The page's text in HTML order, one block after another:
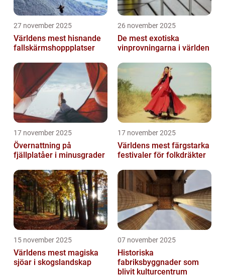
27 november 2025
Världens mest hisnande
fallskärmshoppplatser
26 november 2025
De mest exotiska
vinprovningarna i världen
17 november 2025
Övernattning på
fjällplatåer i minusgrader
17 november 2025
Världens mest färgstarka
festivaler för folkdräkter
15 november 2025
Världens mest magiska
sjöar i skogslandskap
07 november 2025
Historiska
fabriksbyggnader som
blivit kulturcentrum